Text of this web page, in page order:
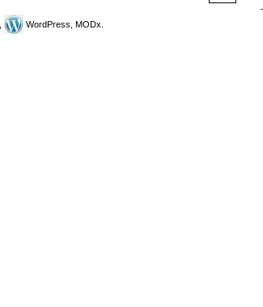
WordPress, MODx.